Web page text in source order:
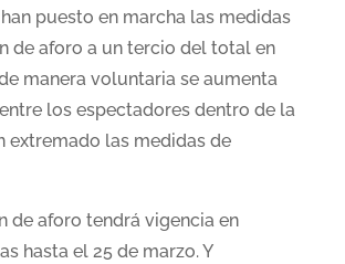
puesto en marcha las medidas
de aforo a un tercio del total en
manera voluntaria se aumenta
los espectadores dentro de la
extremado las medidas de
de aforo tendrá vigencia en
hasta el 25 de marzo. Y